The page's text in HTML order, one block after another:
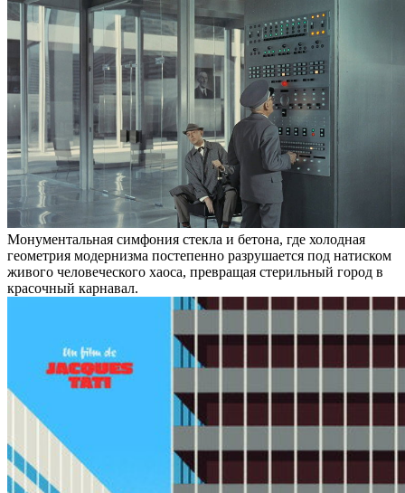
Монументальная симфония стекла и бетона, где холодная
геометрия модернизма постепенно разрушается под натиском
живого человеческого хаоса, превращая стерильный город в
красочный карнавал.